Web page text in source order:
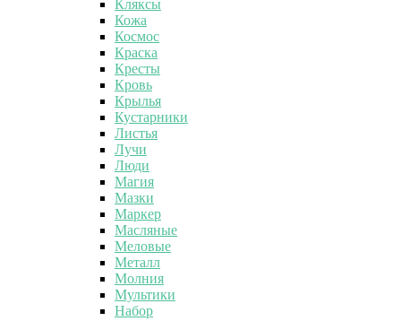
Кляксы
Кожа
Космос
Краска
Кресты
Кровь
Крылья
Кустарники
Листья
Лучи
Люди
Магия
Мазки
Маркер
Масляные
Меловые
Металл
Молния
Мультики
Набор